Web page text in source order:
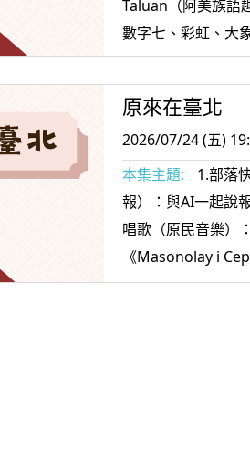
Taluan（阿美族語
數字七、彩虹、大
原來在臺北
2026/07/24 (五)
本集主題:
1.部落
報）：與AI一起說報原民
唱歌（原民音樂）
《Masonolay i
ti’戒嚴歌＞3.原住